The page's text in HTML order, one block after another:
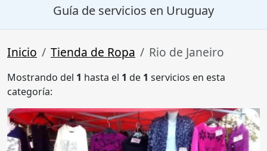
Guía de servicios en Uruguay
Inicio Tienda de Ropa Rio de Janeiro
Mostrando del 1 hasta el 1 de 1 servicios en esta
categoría: